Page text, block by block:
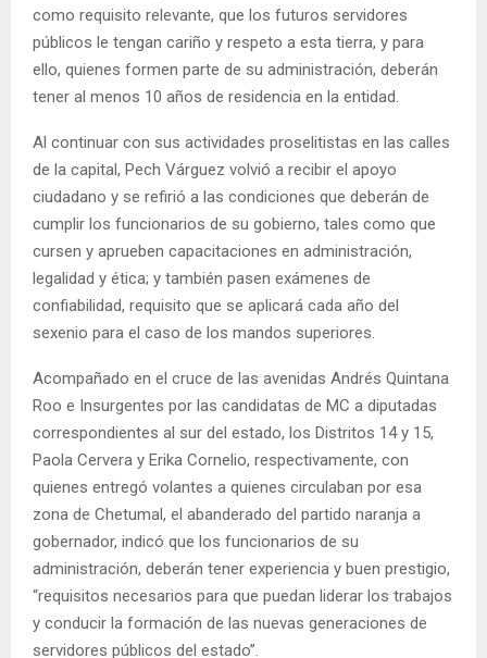
como requisito relevante, que los futuros servidores
públicos le tengan cariño y respeto a esta tierra, y para
ello, quienes formen parte de su administración, deberán
tener al menos 10 años de residencia en la entidad.
Al continuar con sus actividades proselitistas en las calles
de la capital, Pech Várguez volvió a recibir el apoyo
ciudadano y se refirió a las condiciones que deberán de
cumplir los funcionarios de su gobierno, tales como que
cursen y aprueben capacitaciones en administración,
legalidad y ética; y también pasen exámenes de
confiabilidad, requisito que se aplicará cada año del
sexenio para el caso de los mandos superiores.
Acompañado en el cruce de las avenidas Andrés Quintana
Roo e Insurgentes por las candidatas de MC a diputadas
correspondientes al sur del estado, los Distritos 14 y 15,
Paola Cervera y Erika Cornelio, respectivamente, con
quienes entregó volantes a quienes circulaban por esa
zona de Chetumal, el abanderado del partido naranja a
gobernador, indicó que los funcionarios de su
administración, deberán tener experiencia y buen prestigio,
“requisitos necesarios para que puedan liderar los trabajos
y conducir la formación de las nuevas generaciones de
servidores públicos del estado”.